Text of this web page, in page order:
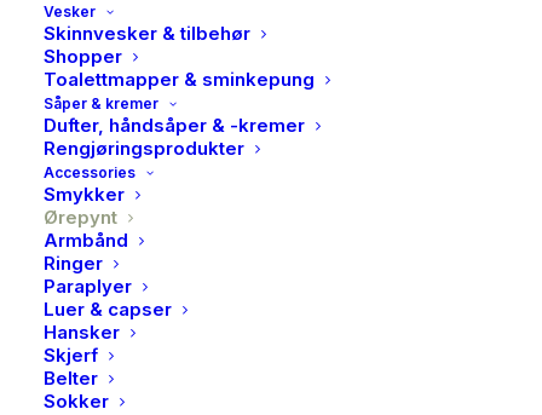
Vesker
Skinnvesker & tilbehør
Shopper
Toalettmapper & sminkepung
Såper & kremer
Dufter, håndsåper & -kremer
Rengjøringsprodukter
Accessories
Smykker
Ørepynt
Armbånd
Ringer
Paraplyer
Luer & capser
Hansker
Skjerf
Belter
Sokker
PAN, Øreringer i rhodinert
sølv, d 15 mm, b 2 mm
349,00
Lekker ørepynt fra Pan.
Disse er i rhodinert sølv
Hyperallergi vennlig
Utsolgt